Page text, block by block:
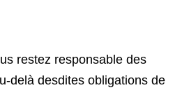
restez responsable des
delà desdites obligations de